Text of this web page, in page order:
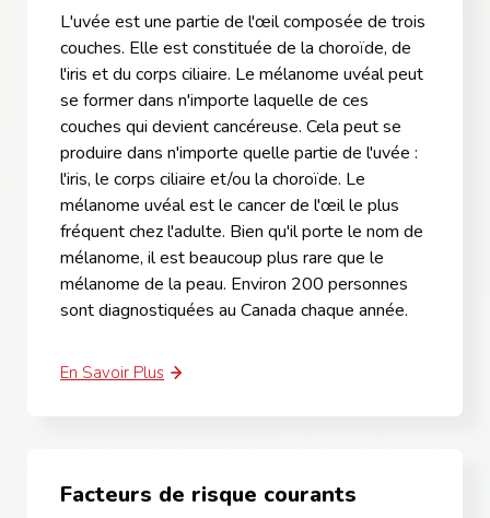
L'uvée est une partie de l'œil composée de trois
couches. Elle est constituée de la choroïde, de
l'iris et du corps ciliaire. Le mélanome uvéal peut
se former dans n'importe laquelle de ces
couches qui devient cancéreuse. Cela peut se
produire dans n'importe quelle partie de l'uvée :
l'iris, le corps ciliaire et/ou la choroïde. Le
mélanome uvéal est le cancer de l'œil le plus
fréquent chez l'adulte. Bien qu'il porte le nom de
mélanome, il est beaucoup plus rare que le
mélanome de la peau. Environ 200 personnes
sont diagnostiquées au Canada chaque année.
En Savoir Plus
Facteurs de risque courants